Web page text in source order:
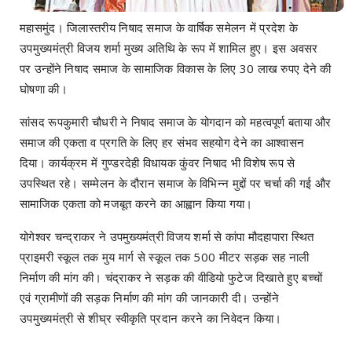
महासमुंद। जिलास्तरीय निषाद समाज के वार्षिक समेलन में प्रदेश के
उपमुख्यमंत्री विजय शर्मा मुख्य अतिथि के रूप में शामिल हुए। इस अवसर
पर उन्होंने निषाद समाज के सामाजिक विकास के लिए 30 लाख रुपए देने की
घोषणा की।
सांसद रूपकुमारी चौधरी ने निषाद समाज के योगदान को महत्वपूर्ण बताया और
समाज की एकता व प्रगति के लिए हर संभव सहयोग देने का आश्वासन
दिया। कार्यक्रम में गुण्डरदेही विधायक कुंवर निषाद भी विशेष रूप से
उपस्थित रहे। सम्मेलन के दौरान समाज के विभिन्न मुद्दों पर चर्चा की गई और
सामाजिक एकता को मजबूत करने का आह्वान किया गया।
योगेश्वर चन्द्राकर ने उपमुख्यमंत्री विजय शर्मा से कांपा मौदहापारा स्थित
प्राइमरी स्कूल तक मुय मार्ग से स्कूल तक 500 मीटर सड़क सह नाली
निर्माण की मांग की। चंद्राकर ने सड़क की वीडियो फुटेज दिखाते हुए बच्चों
एवं ग्रामीणों की सड़क निर्माण की मांग की जानकारी दी। उन्होंने
उपमुख्यमंत्री से शीघ्र स्वीकृति प्रदान करने का निवेदन किया।